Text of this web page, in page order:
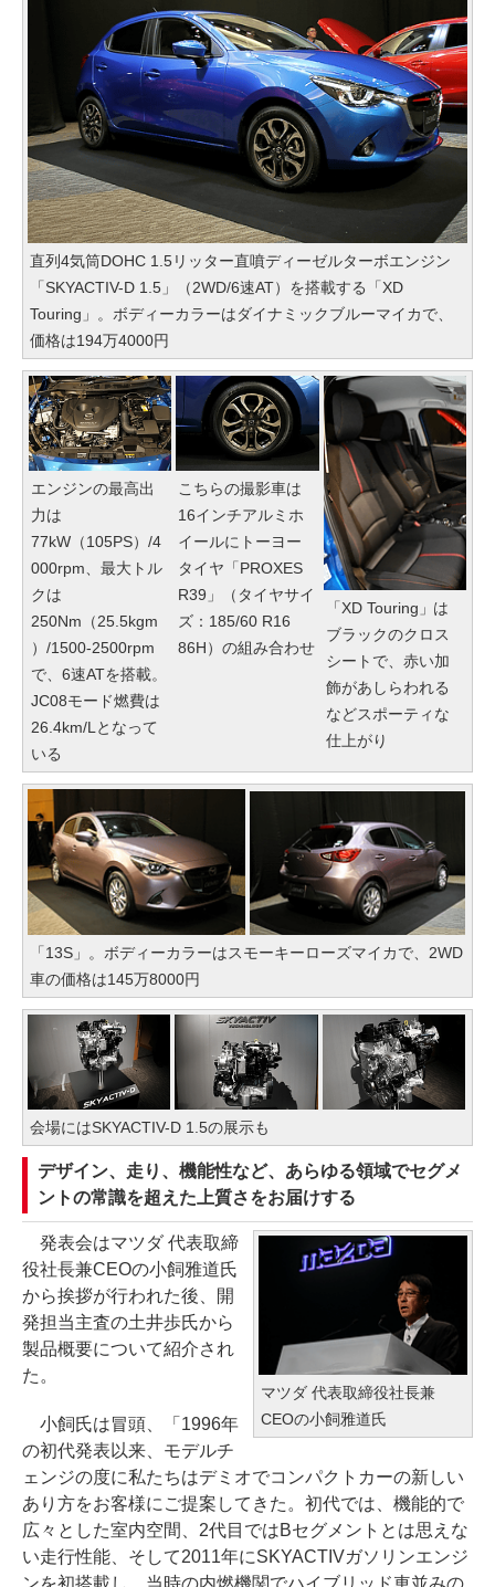
直列4気筒DOHC 1.5リッター直噴ディーゼルターボエンジン
「SKYACTIV-D 1.5」（2WD/6速AT）を搭載する「XD
Touring」。ボディーカラーはダイナミックブルーマイカで、
価格は194万4000円
エンジンの最高出
力は
77kW（105PS）/4
000rpm、最大トル
クは
250Nm（25.5kgm
）/1500-2500rpm
で、6速ATを搭載。
JC08モード燃費は
26.4km/Lとなって
いる
こちらの撮影車は
16インチアルミホ
イールにトーヨー
タイヤ「PROXES
R39」（タイヤサイ
ズ：185/60 R16
86H）の組み合わせ
「XD Touring」は
ブラックのクロス
シートで、赤い加
飾があしらわれる
などスポーティな
仕上がり
「13S」。ボディーカラーはスモーキーローズマイカで、2WD
車の価格は145万8000円
会場にはSKYACTIV-D 1.5の展示も
デザイン、走り、機能性など、あらゆる領域でセグメ
ントの常識を超えた上質さをお届けする
マツダ 代表取締役社長兼
CEOの小飼雅道氏
発表会はマツダ 代表取締
役社長兼CEOの小飼雅道氏
から挨拶が行われた後、開
発担当主査の土井歩氏から
製品概要について紹介され
た。
小飼氏は冒頭、「1996年
の初代発表以来、モデルチ
ェンジの度に私たちはデミオでコンパクトカーの新しい
あり方をお客様にご提案してきた。初代では、機能的で
広々とした室内空間、2代目ではBセグメントとは思えな
い走行性能、そして2011年にSKYACTIVガソリンエンジ
ンを初搭載し、当時の内燃機関でハイブリッド車並みの